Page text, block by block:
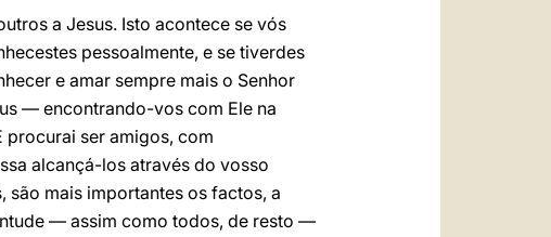
a Jesus. Isto acontece se vós
pessoalmente, e se tiverdes
e amar sempre mais o Senhor
— encontrando-vos com Ele na
procurai ser amigos, com
alcançá-los através do vosso
são mais importantes os factos, a
— assim como todos, de resto —